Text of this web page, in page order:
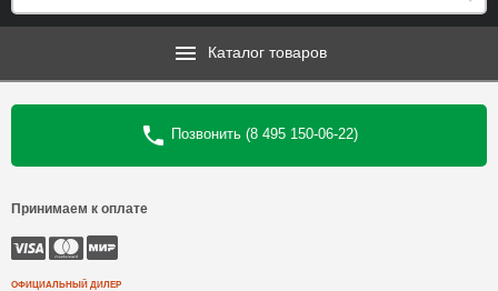
Каталог товаров
Позвонить (8 495 150-06-22)
Принимаем к оплате
ОФИЦИАЛЬНЫЙ ДИЛЕР